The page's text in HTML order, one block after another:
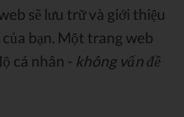
sẽ lưu trữ và giới thiệu
bạn. Một trang web
cá nhân - không vấn đề